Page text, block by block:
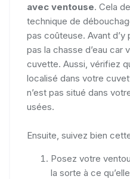
avec ventouse. Cela
technique de
pas coûteuse. Avant
pas la chasse d’eau
cuvette. Aussi, vérifiez
localisé dans votre
n’est pas situé dans
usées.
Ensuite, suivez bien
Posez votre
la sorte à ce